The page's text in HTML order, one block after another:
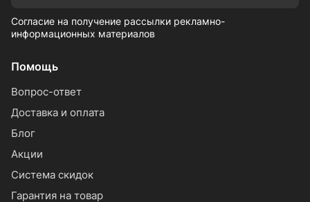
Согласие на получение рассылки рекламно-
информационных материалов
Помощь
Вопрос-ответ
Доставка и оплата
Блог
Акции
Система скидок
Гарантия на товар